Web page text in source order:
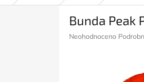
Bunda Peak
Průměrné
Neohodnoceno